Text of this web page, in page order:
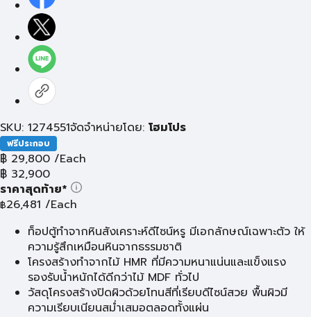
SKU: 1274551จัดจำหน่ายโดย: โฮมโปร
ฟรีประกอบ
฿ 29,800 /Each
฿ 32,900
ราคาสุดท้าย*
฿26,481 /Each
ท็อปตู้ทำจากหินสังเคราะห์ดีไซน์หรู มีเอกลักษณ์เฉพาะตัว ให้
ความรู้สึกเหมือนหินจากธรรมชาติ
โครงสร้างทำจากไม้ HMR ที่มีความหนาแน่นและแข็งแรง
รองรับน้ำหนักได้ดีกว่าไม้ MDF ทั่วไป
วัสดุโครงสร้างปิดผิวด้วยโทนสีที่เรียบดีไซน์สวย พื้นผิวมี
ความเรียบเนียนสม่ำเสมอตลอดทั้งแผ่น